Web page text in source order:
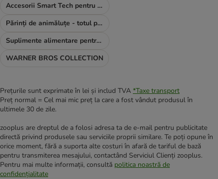
Accesorii Smart Tech pentru câini
Părinți de animăluțe - totul pentru TINE
Suplimente alimentare pentru câini
WARNER BROS COLLECTION
Prețurile sunt exprimate în lei și includ TVA *Taxe transport
Preț normal = Cel mai mic preț la care a fost vândut produsul în
ultimele 30 de zile.
zooplus are dreptul de a folosi adresa ta de e-mail pentru publicitate
directă privind produsele sau serviciile proprii similare. Te poți opune în
orice moment, fără a suporta alte costuri în afară de tariful de bază
pentru transmiterea mesajului, contactând Serviciul Clienți zooplus.
Pentru mai multe informații, consultă politica noastră de
confidențialitate